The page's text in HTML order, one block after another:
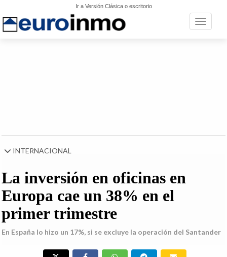
Ir a Versión Clásica o escritorio
Toggle
INTERNACIONAL
La inversión en oficinas en
Europa cae un 38% en el
primer trimestre
En España lo hizo un 17%, si se excluye la operación del Santander